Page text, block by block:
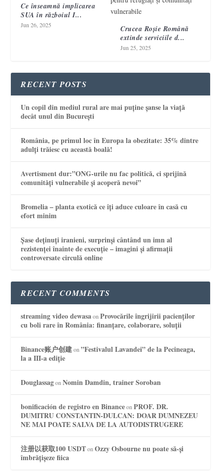
Ce înseamnă implicarea
SUA în războiul I...
Jun 26, 2025
Crucea Roșie Română
extinde serviciile d...
Jun 25, 2025
RECENT POSTS
Un copil din mediul rural are mai puține șanse la viață
decât unul din București
România, pe primul loc în Europa la obezitate: 35% dintre
adulți trăiesc cu această boală!
Avertisment dur:”ONG-urile nu fac politică, ci sprijină
comunități vulnerabile și acoperă nevoi”
Bromelia – planta exotică ce îți aduce culoare în casă cu
efort minim
Șase deținuți iranieni, surprinși cântând un imn al
rezistenței înainte de execuție – imagini și afirmații
controversate circulă online
RECENT COMMENTS
streaming video dewasaonProvocările îngrijirii pacienților
cu boli rare în România: finanțare, colaborare, soluții
Binance账户创建on”Festivalul Lavandei” de la Pecineaga,
la a III-a ediție
DouglassagonNomin Damdin, trainer Soroban
bonificación de registro en BinanceonPROF. DR.
DUMITRU CONSTANTIN-DULCAN: DOAR DUMNEZEU
NE MAI POATE SALVA DE LA AUTODISTRUGERE
注册以获取100 USDTonOzzy Osbourne nu poate să-și
îmbrățișeze fiica